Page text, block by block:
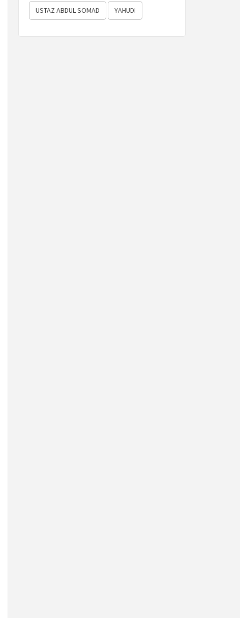
USTAZ ABDUL SOMAD YAHUDI